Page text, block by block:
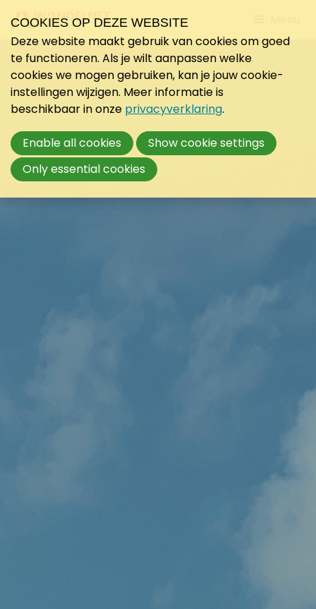
to
COOKIES OP DEZE WEBSITE
Deze website maakt gebruik van cookies om goed
te functioneren. Als je wilt aanpassen welke
cookies we mogen gebruiken, kan je jouw cookie-
instellingen wijzigen. Meer informatie is
beschikbaar in onze privacyverklaring.
Enable all cookies
Show cookie settings
Only essential cookies